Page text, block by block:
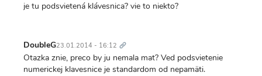
je tu podsvietená klávesnica? vie to niekto?
DoubleG23.01.2014 - 16:12 odkaz
Otazka znie, preco by ju nemala mat? Ved podsvietenie
numerickej klavesnice je standardom od nepamäti.